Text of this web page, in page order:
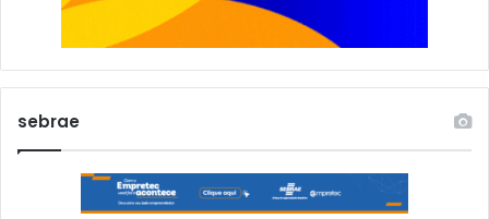
sebrae